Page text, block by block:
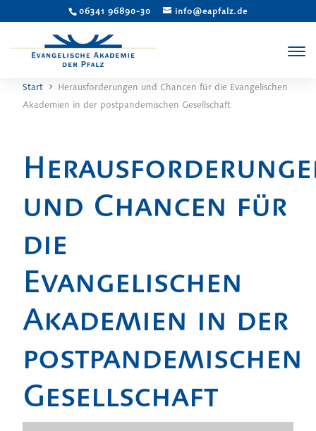
06341 96890-30 info@eapfalz.de
Start
Herausforderungen und Chancen für die Evangelischen
Akademien in der postpandemischen Gesellschaft
und Chancen für
die
Evangelischen
Akademien in der
postpandemischen
Gesellschaft